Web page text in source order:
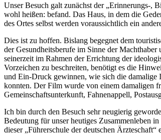
Unser Besuch galt zunächst der „Erinnerungs-,
wohl heißen: befand. Das Haus, in dem die
des Ortes selbst werden voraussichtlich ein
Dies ist zu hoffen. Bislang begegnet dem
der Gesundheitsberufe im Sinne der
seinerzeit im Rahmen der Errichtung der
Vorzeichen zu beschreiten, benötigt es die
und Ein-Druck gewinnen, wie sich die damalige
konnten. Der Film wurde von einem damaligen
Gemeinschaftsunterkunft, Fahnenappell,
Ich bin durch den Besuch sehr neugierig
Bedeutung für unser heutiges Zusammenleben
dieser „Führerschule der deutschen